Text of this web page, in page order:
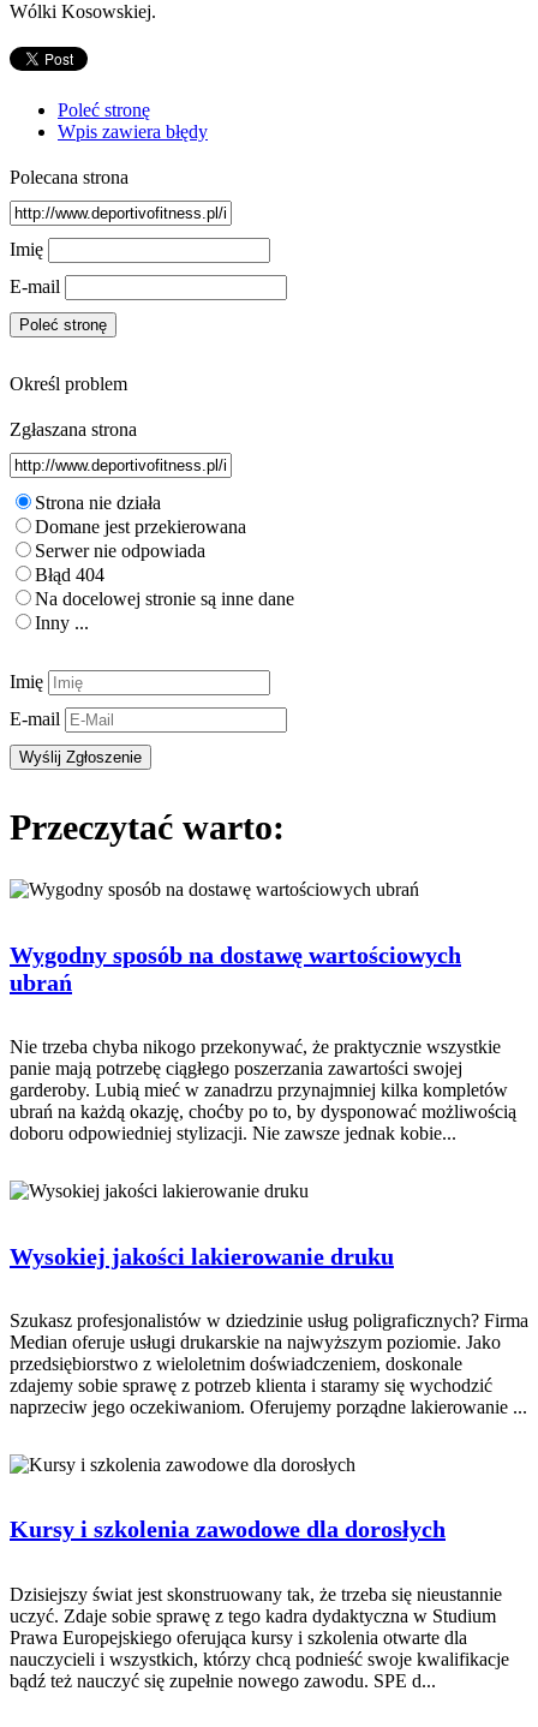
Wólki Kosowskiej.
Poleć stronę
Wpis zawiera błędy
Polecana strona
Imię
E-mail
Określ problem
Zgłaszana strona
Strona nie działa
Domane jest przekierowana
Serwer nie odpowiada
Błąd 404
Na docelowej stronie są inne dane
Inny ...
Imię
E-mail
Przeczytać warto:
Wygodny sposób na dostawę wartościowych
ubrań
Nie trzeba chyba nikogo przekonywać, że praktycznie wszystkie
panie mają potrzebę ciągłego poszerzania zawartości swojej
garderoby. Lubią mieć w zanadrzu przynajmniej kilka kompletów
ubrań na każdą okazję, choćby po to, by dysponować możliwością
doboru odpowiedniej stylizacji. Nie zawsze jednak kobie...
Wysokiej jakości lakierowanie druku
Szukasz profesjonalistów w dziedzinie usług poligraficznych? Firma
Median oferuje usługi drukarskie na najwyższym poziomie. Jako
przedsiębiorstwo z wieloletnim doświadczeniem, doskonale
zdajemy sobie sprawę z potrzeb klienta i staramy się wychodzić
naprzeciw jego oczekiwaniom. Oferujemy porządne lakierowanie ...
Kursy i szkolenia zawodowe dla dorosłych
Dzisiejszy świat jest skonstruowany tak, że trzeba się nieustannie
uczyć. Zdaje sobie sprawę z tego kadra dydaktyczna w Studium
Prawa Europejskiego oferująca kursy i szkolenia otwarte dla
nauczycieli i wszystkich, którzy chcą podnieść swoje kwalifikacje
bądź też nauczyć się zupełnie nowego zawodu. SPE d...